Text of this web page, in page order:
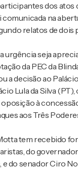
dos atos
comunicada na
relatos de dois
urgência seja
da PEC da
a decisão ao
Lula da Silva
à
aos Três
tem recebido
do governador
e do senador Ciro